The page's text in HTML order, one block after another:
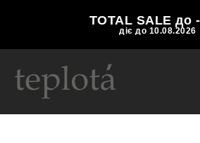
TOTAL SALE до
діє до 10.08.2026